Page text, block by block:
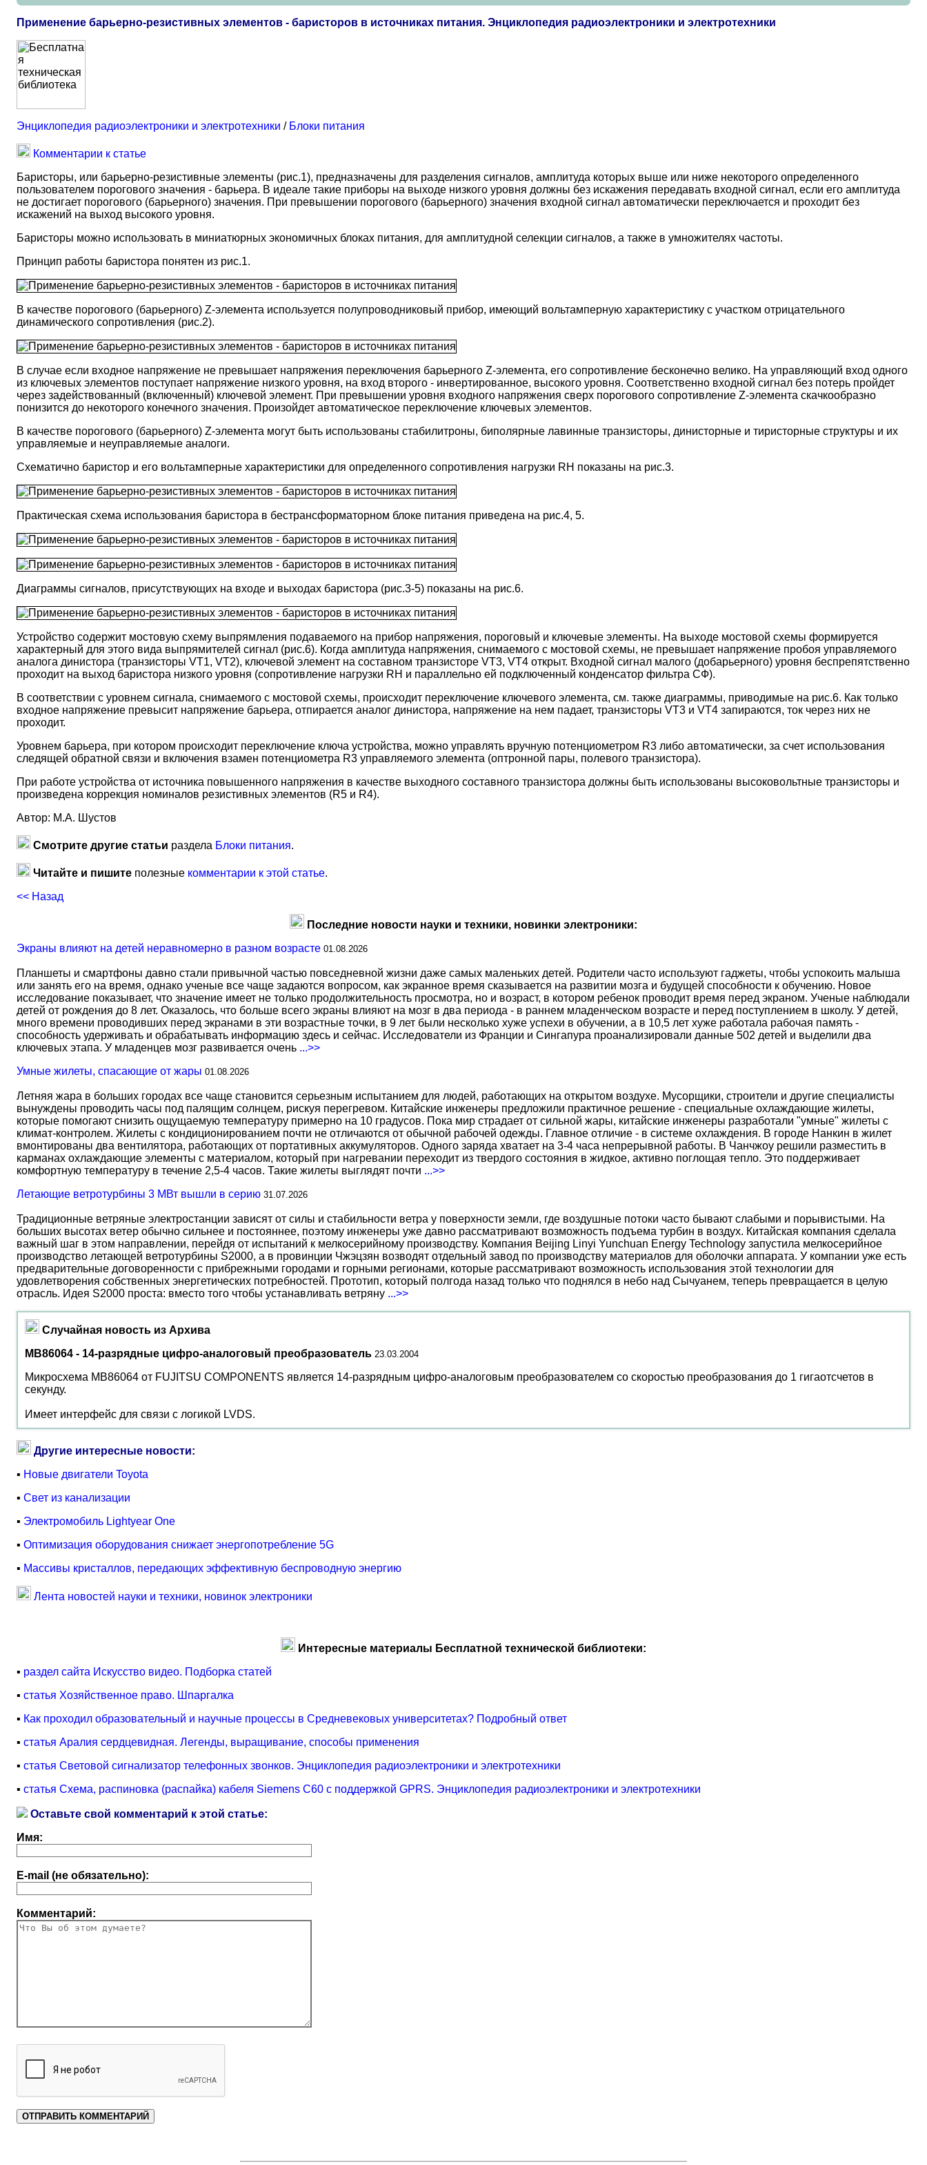
Применение барьерно-резистивных элементов - баристоров в источниках питания. Энциклопедия радиоэлектроники и электротехники
Энциклопедия радиоэлектроники и электротехники / Блоки питания
Комментарии к статье
Баристоры, или барьерно-резистивные элементы (рис.1), предназначены для разделения сигналов, амплитуда которых выше или ниже некоторого определенного
пользователем порогового значения - барьера. В идеале такие приборы на выходе низкого уровня должны без искажения передавать входной сигнал, если его амплитуда
не достигает порогового (барьерного) значения. При превышении порогового (барьерного) значения входной сигнал автоматически переключается и проходит без
искажений на выход высокого уровня.
Баристоры можно использовать в миниатюрных экономичных блоках питания, для амплитудной селекции сигналов, а также в умножителях частоты.
Принцип работы баристора понятен из рис.1.
В качестве порогового (барьерного) Z-элемента используется полупроводниковый прибор, имеющий вольтамперную характеристику с участком отрицательного
динамического сопротивления (рис.2).
В случае если входное напряжение не превышает напряжения переключения барьерного Z-элемента, его сопротивление бесконечно велико. На управляющий вход одного
из ключевых элементов поступает напряжение низкого уровня, на вход второго - инвертированное, высокого уровня. Соответственно входной сигнал без потерь пройдет
через задействованный (включенный) ключевой элемент. При превышении уровня входного напряжения сверх порогового сопротивление Z-элемента скачкообразно
понизится до некоторого конечного значения. Произойдет автоматическое переключение ключевых элементов.
В качестве порогового (барьерного) Z-элемента могут быть использованы стабилитроны, биполярные лавинные транзисторы, динисторные и тиристорные структуры и их
управляемые и неуправляемые аналоги.
Схематично баристор и его вольтамперные характеристики для определенного сопротивления нагрузки RН показаны на рис.3.
Практическая схема использования баристора в бестрансформаторном блоке питания приведена на рис.4, 5.
Диаграммы сигналов, присутствующих на входе и выходах баристора (рис.3-5) показаны на рис.6.
Устройство содержит мостовую схему выпрямления подаваемого на прибор напряжения, пороговый и ключевые элементы. На выходе мостовой схемы формируется
характерный для этого вида выпрямителей сигнал (рис.6). Когда амплитуда напряжения, снимаемого с мостовой схемы, не превышает напряжение пробоя управляемого
аналога динистора (транзисторы VT1, VT2), ключевой элемент на составном транзисторе VT3, VT4 открыт. Входной сигнал малого (добарьерного) уровня беспрепятственно
проходит на выход баристора низкого уровня (сопротивление нагрузки RН и параллельно ей подключенный конденсатор фильтра СФ).
В соответствии с уровнем сигнала, снимаемого с мостовой схемы, происходит переключение ключевого элемента, см. также диаграммы, приводимые на рис.6. Как только
входное напряжение превысит напряжение барьера, отпирается аналог динистора, напряжение на нем падает, транзисторы VT3 и VT4 запираются, ток через них не
проходит.
Уровнем барьера, при котором происходит переключение ключа устройства, можно управлять вручную потенциометром R3 либо автоматически, за счет использования
следящей обратной связи и включения взамен потенциометра R3 управляемого элемента (оптронной пары, полевого транзистора).
При работе устройства от источника повышенного напряжения в качестве выходного составного транзистора должны быть использованы высоковольтные транзисторы и
произведена коррекция номиналов резистивных элементов (R5 и R4).
Автор: М.А. Шустов
Смотрите другие статьи раздела Блоки питания.
Читайте и пишите полезные комментарии к этой статье.
<< Назад
Последние новости науки и техники, новинки электроники:
Экраны влияют на детей неравномерно в разном возрасте 01.08.2026
Планшеты и смартфоны давно стали привычной частью повседневной жизни даже самых маленьких детей. Родители часто используют гаджеты, чтобы успокоить малыша
или занять его на время, однако ученые все чаще задаются вопросом, как экранное время сказывается на развитии мозга и будущей способности к обучению. Новое
исследование показывает, что значение имеет не только продолжительность просмотра, но и возраст, в котором ребенок проводит время перед экраном. Ученые наблюдали
детей от рождения до 8 лет. Оказалось, что больше всего экраны влияют на мозг в два периода - в раннем младенческом возрасте и перед поступлением в школу. У детей,
много времени проводивших перед экранами в эти возрастные точки, в 9 лет были несколько хуже успехи в обучении, а в 10,5 лет хуже работала рабочая память -
способность удерживать и обрабатывать информацию здесь и сейчас. Исследователи из Франции и Сингапура проанализировали данные 502 детей и выделили два
ключевых этапа. У младенцев мозг развивается очень ...>>
Умные жилеты, спасающие от жары 01.08.2026
Летняя жара в больших городах все чаще становится серьезным испытанием для людей, работающих на открытом воздухе. Мусорщики, строители и другие специалисты
вынуждены проводить часы под палящим солнцем, рискуя перегревом. Китайские инженеры предложили практичное решение - специальные охлаждающие жилеты,
которые помогают снизить ощущаемую температуру примерно на 10 градусов. Пока мир страдает от сильной жары, китайские инженеры разработали "умные" жилеты с
климат-контролем. Жилеты с кондиционированием почти не отличаются от обычной рабочей одежды. Главное отличие - в системе охлаждения. В городе Нанкин в жилет
вмонтированы два вентилятора, работающих от портативных аккумуляторов. Одного заряда хватает на 3-4 часа непрерывной работы. В Чанчжоу решили разместить в
карманах охлаждающие элементы с материалом, который при нагревании переходит из твердого состояния в жидкое, активно поглощая тепло. Это поддерживает
комфортную температуру в течение 2,5-4 часов. Такие жилеты выглядят почти ...>>
Летающие ветротурбины 3 МВт вышли в серию 31.07.2026
Традиционные ветряные электростанции зависят от силы и стабильности ветра у поверхности земли, где воздушные потоки часто бывают слабыми и порывистыми. На
больших высотах ветер обычно сильнее и постояннее, поэтому инженеры уже давно рассматривают возможность подъема турбин в воздух. Китайская компания сделала
важный шаг в этом направлении, перейдя от испытаний к мелкосерийному производству. Компания Beijing Linyi Yunchuan Energy Technology запустила мелкосерийное
производство летающей ветротурбины S2000, а в провинции Чжэцзян возводят отдельный завод по производству материалов для оболочки аппарата. У компании уже есть
предварительные договоренности с прибрежными городами и горными регионами, которые рассматривают возможность использования этой технологии для
удовлетворения собственных энергетических потребностей. Прототип, который полгода назад только что поднялся в небо над Сычуанем, теперь превращается в целую
отрасль. Идея S2000 проста: вместо того чтобы устанавливать ветряну ...>>
Случайная новость из Архива
MB86064 - 14-разрядные цифро-аналоговый преобразователь 23.03.2004
Микросхема MB86064 от FUJITSU COMPONENTS является 14-разрядным цифро-аналоговым преобразователем со скоростью преобразования до 1 гигаотсчетов в
секунду.
Имеет интерфейс для связи с логикой LVDS.
Другие интересные новости:
▪ Новые двигатели Toyota
▪ Свет из канализации
▪ Электромобиль Lightyear One
▪ Оптимизация оборудования снижает энергопотребление 5G
▪ Массивы кристаллов, передающих эффективную беспроводную энергию
Лента новостей науки и техники, новинок электроники
Интересные материалы Бесплатной технической библиотеки:
▪ раздел сайта Искусство видео. Подборка статей
▪ статья Хозяйственное право. Шпаргалка
▪ Как проходил образовательный и научные процессы в Средневековых университетах? Подробный ответ
▪ статья Аралия сердцевидная. Легенды, выращивание, способы применения
▪ статья Световой сигнализатор телефонных звонков. Энциклопедия радиоэлектроники и электротехники
▪ статья Схема, распиновка (распайка) кабеля Siemens C60 с поддержкой GPRS. Энциклопедия радиоэлектроники и электротехники
Оставьте свой комментарий к этой статье:
Имя:
E-mail (не обязательно):
Комментарий: